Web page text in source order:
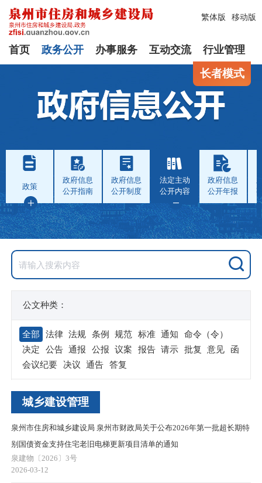
繁体版 移动版
首页 政务公开 办事服务 互动交流 行业管理
长者模式
政策
政府信息
公开指南
政府信息
公开制度
法定主动
公开内容
政府信息
公开年报
公文种类：
全部 法律 法规 条例 规范 标准 通知
命令（令）
决定
公告 通报 公报 议案 报告 请示 批复 意见
函
会议纪要
决议 通告 答复
城乡建设管理
泉州市住房和城乡建设局 泉州市财政局关于公布2026年第一批超长期特
别国债资金支持住宅老旧电梯更新项目清单的通知
泉建物〔2026〕3号
2026-03-12